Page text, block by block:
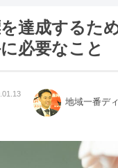
達成するた
必要なこと
地域一番デ